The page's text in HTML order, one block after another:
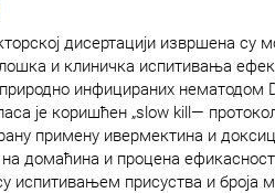
дисертацији извршена су
и клиничка испитивања
инфицираних нематодом
је коришћен „slow kill―
примену ивермектина и
на домаћина и процена
испитивањем присуства и броја